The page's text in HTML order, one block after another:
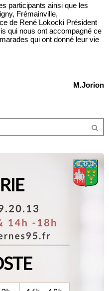
participants ainsi que les
Frémainville,
de René Lokocki Président
qui nous ont accompagné ce
qui ont donné leur vie
M.Jorion